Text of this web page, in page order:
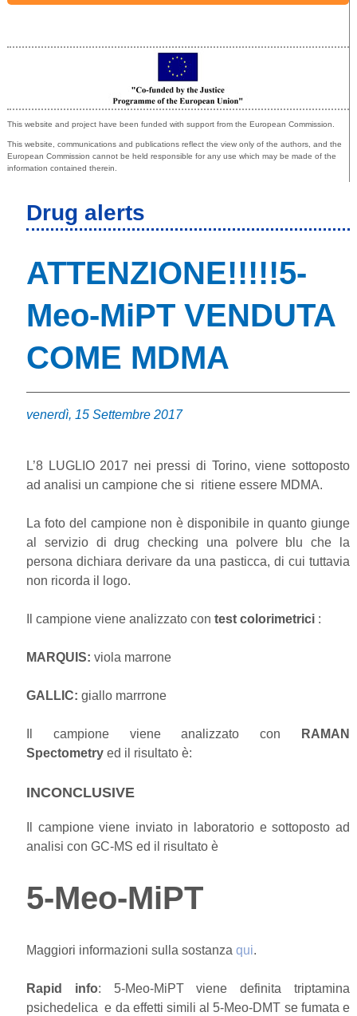
Co-funded by the European Union
This website and project have been funded with support from the European Commission.
This website, communications and publications reflect the view only of the authors, and the
European Commission cannot be held responsible for any use which may be made of the
information contained therein.
Drug alerts
ATTENZIONE!!!!!5-
Meo-MiPT VENDUTA
COME MDMA
venerdì, 15 Settembre 2017
L’8 LUGLIO 2017 nei pressi di Torino, viene sottoposto
ad analisi un campione che si ritiene essere MDMA.
La foto del campione non è disponibile in quanto giunge
al servizio di drug checking una polvere blu che la
persona dichiara derivare da una pasticca, di cui tuttavia
non ricorda il logo.
Il campione viene analizzato con test colorimetrici :
MARQUIS: viola marrone
GALLIC: giallo marrrone
Il campione viene analizzato con
RAMAN
Spectometryed il risultato è:
INCONCLUSIVE
Il campione viene inviato in laboratorio e sottoposto ad
analisi con GC-MS ed il risultato è
5-Meo-MiPT
Maggiori informazioni sulla sostanza qui.
Rapid info: 5-Meo-MiPT viene definita triptamina
psichedelica e da effetti simili al 5-Meo-DMT se fumata e